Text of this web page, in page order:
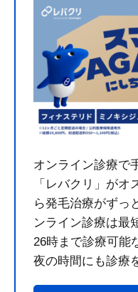
オンライン診療で
「レバクリ」が
ら発毛治療がずっ
ンライン診療は最
26時まで診療可能
夜の時間にも診療